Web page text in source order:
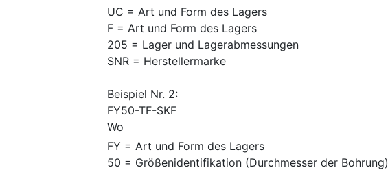
UC = Art und Form des Lagers
F = Art und Form des Lagers
205 = Lager und Lagerabmessungen
SNR = Herstellermarke
Beispiel Nr. 2:
FY50-TF-SKF
Wo
FY = Art und Form des Lagers
50 = Größenidentifikation (Durchmesser der Bohrung)